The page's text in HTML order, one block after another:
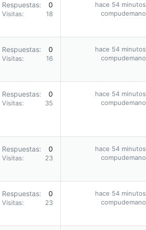
Respuestas 0
Visitas 18
hace 54 minutos
compudemano
Respuestas 0
Visitas 16
hace 54 minutos
compudemano
Respuestas 0
Visitas 35
hace 54 minutos
compudemano
Respuestas 0
Visitas 23
hace 54 minutos
compudemano
Respuestas 0
Visitas 23
hace 54 minutos
compudemano